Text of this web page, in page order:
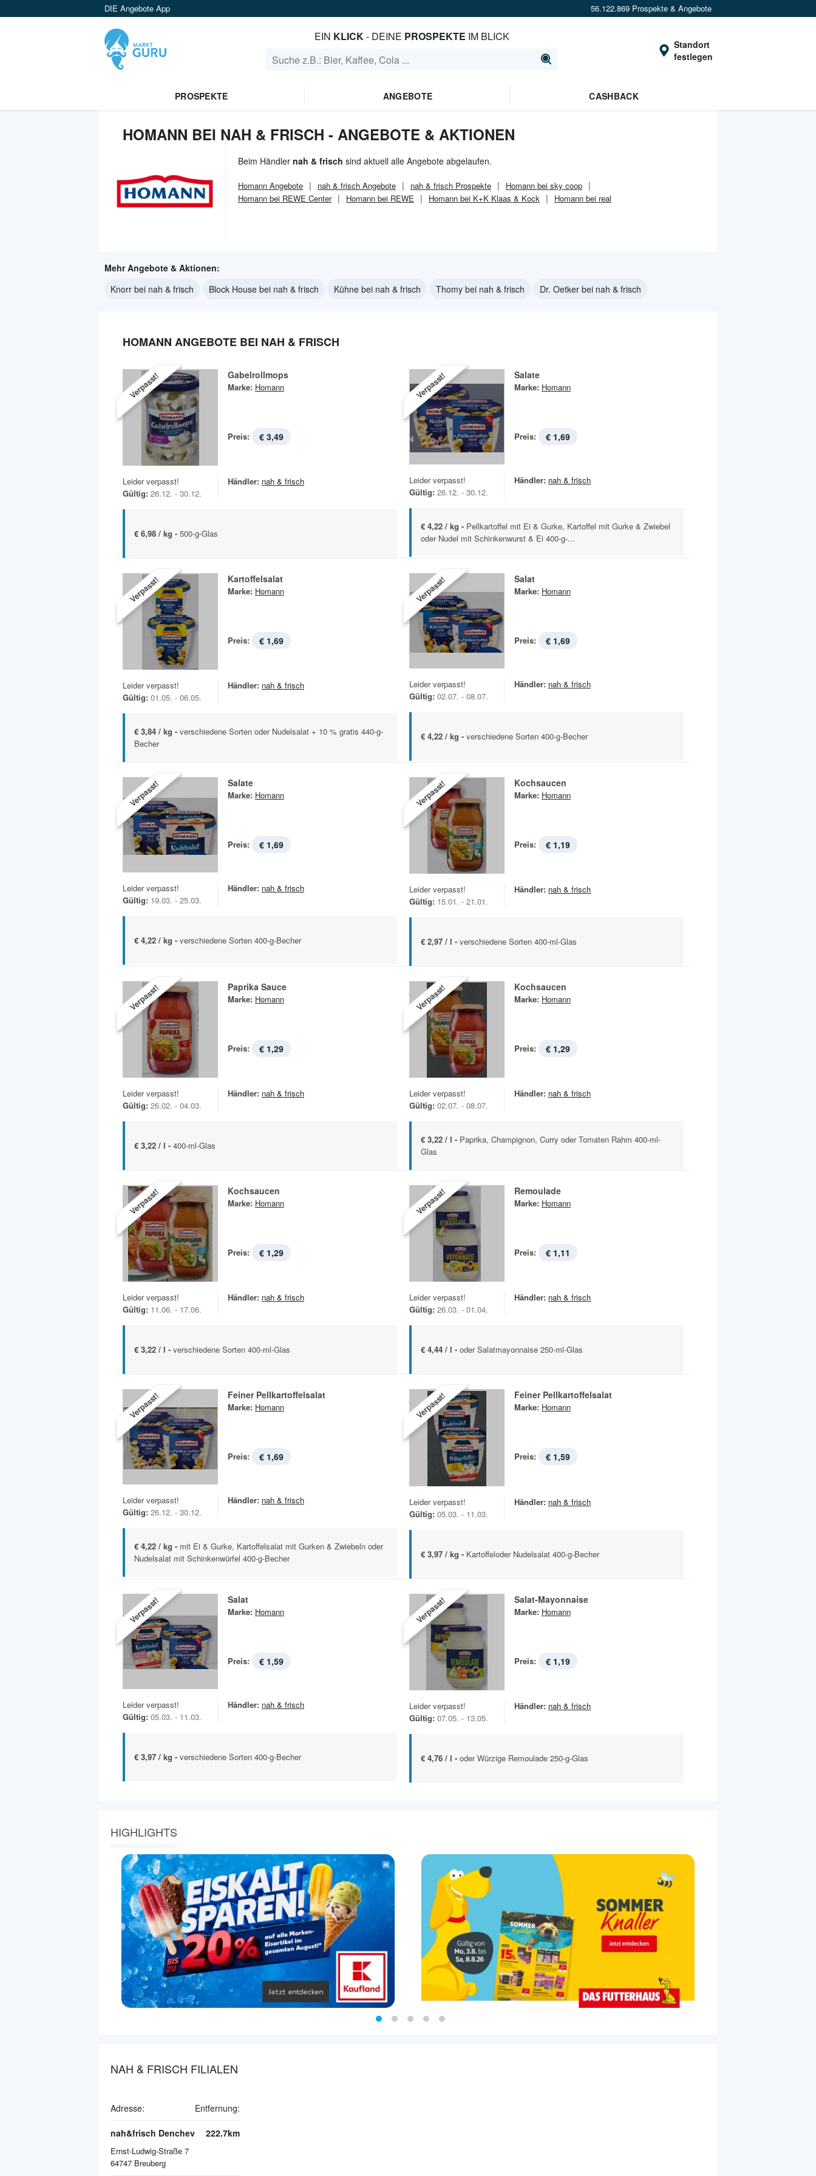
DIE Angebote App 56.122.869 Prospekte & Angebote
EIN KLICK- DEINE PROSPEKTE IM BLICK
Standort
festlegen
PROSPEKTE ANGEBOTE CASHBACK
HOMANN BEI NAH & FRISCH - ANGEBOTE & AKTIONEN
Beim Händler nah & frisch sind aktuell alle Angebote abgelaufen.
Homann Angebote nah & frisch Angebote nah & frisch Prospekte
Homann bei sky coop
Homann bei REWE Center
Homann bei REWE Homann bei K+K Klaas & Kock Homann bei real
Mehr Angebote & Aktionen:
Knorr bei nah & frisch
Block House bei nah & frisch Kühne bei nah & frisch Thomy bei nah & frisch Dr. Oetker bei nah & frisch
HOMANN ANGEBOTE BEI NAH & FRISCH
Verpasst! Gabelrollmops
Marke: Homann
Preis: € 3,49
Leider verpasst!
Gültig: 26.12. - 30.12.
Händler: nah & frisch
€ 6,98 / kg - 500-g-Glas
Verpasst! Salate
Marke: Homann
Preis: € 1,69
Leider verpasst!
Gültig: 26.12. - 30.12.
Händler: nah & frisch
€ 4,22 / kg - Pellkartoffel mit Ei & Gurke, Kartoffel mit Gurke & Zwiebel
oder Nudel mit Schinkenwurst & Ei 400-g-...
Verpasst! Kartoffelsalat
Marke: Homann
Preis: € 1,69
Leider verpasst!
Gültig: 01.05. - 06.05.
Händler: nah & frisch
€ 3,84 / kg - verschiedene Sorten oder Nudelsalat + 10 % gratis 440-g-
Becher
Verpasst! Salat
Marke: Homann
Preis: € 1,69
Leider verpasst!
Gültig: 02.07. - 08.07.
Händler: nah & frisch
€ 4,22 / kg - verschiedene Sorten 400-g-Becher
Verpasst! Salate
Marke: Homann
Preis: € 1,69
Leider verpasst!
Gültig: 19.03. - 25.03.
Händler: nah & frisch
€ 4,22 / kg - verschiedene Sorten 400-g-Becher
Verpasst! Kochsaucen
Marke: Homann
Preis: € 1,19
Leider verpasst!
Gültig: 15.01. - 21.01.
Händler: nah & frisch
€ 2,97 / l - verschiedene Sorten 400-ml-Glas
Verpasst! Paprika Sauce
Marke: Homann
Preis: € 1,29
Leider verpasst!
Gültig: 26.02. - 04.03.
Händler: nah & frisch
€ 3,22 / l - 400-ml-Glas
Verpasst! Kochsaucen
Marke: Homann
Preis: € 1,29
Leider verpasst!
Gültig: 02.07. - 08.07.
Händler: nah & frisch
€ 3,22 / l - Paprika, Champignon, Curry oder Tomaten Rahm 400-ml-
Glas
Verpasst! Kochsaucen
Marke: Homann
Preis: € 1,29
Leider verpasst!
Gültig: 11.06. - 17.06.
Händler: nah & frisch
€ 3,22 / l - verschiedene Sorten 400-ml-Glas
Verpasst! Remoulade
Marke: Homann
Preis: € 1,11
Leider verpasst!
Gültig: 26.03. - 01.04.
Händler: nah & frisch
€ 4,44 / l - oder Salatmayonnaise 250-ml-Glas
Verpasst! Feiner Pellkartoffelsalat
Marke: Homann
Preis: € 1,69
Leider verpasst!
Gültig: 26.12. - 30.12.
Händler: nah & frisch
€ 4,22 / kg - mit Ei & Gurke, Kartoffelsalat mit Gurken & Zwiebeln oder
Nudelsalat mit Schinkenwürfel 400-g-Becher
Verpasst! Feiner Pellkartoffelsalat
Marke: Homann
Preis: € 1,59
Leider verpasst!
Gültig: 05.03. - 11.03.
Händler: nah & frisch
€ 3,97 / kg - Kartoffeloder Nudelsalat 400-g-Becher
Verpasst! Salat
Marke: Homann
Preis: € 1,59
Leider verpasst!
Gültig: 05.03. - 11.03.
Händler: nah & frisch
€ 3,97 / kg - verschiedene Sorten 400-g-Becher
Verpasst! Salat-Mayonnaise
Marke: Homann
Preis: € 1,19
Leider verpasst!
Gültig: 07.05. - 13.05.
Händler: nah & frisch
€ 4,76 / l - oder Würzige Remoulade 250-g-Glas
HIGHLIGHTS
NAH & FRISCH FILIALEN
Adresse: Entfernung:
nah&frisch Denchev
Ernst-Ludwig-Straße 7
64747 Breuberg
222.7km